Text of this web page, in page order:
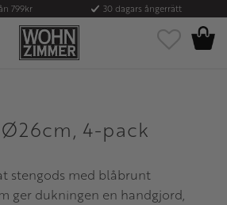
799kr 30 dagars ångerrätt
Favoriter
4-pack
stengods med blåbrunt
ger dukningen en handgjord,